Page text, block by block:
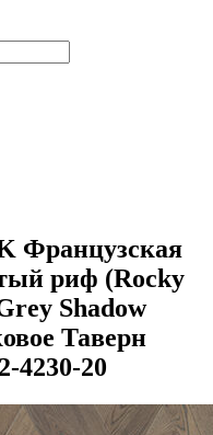
Французская
риф (Rocky
Shadow
Таверн
4230-20